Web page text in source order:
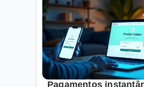
Pagamentos